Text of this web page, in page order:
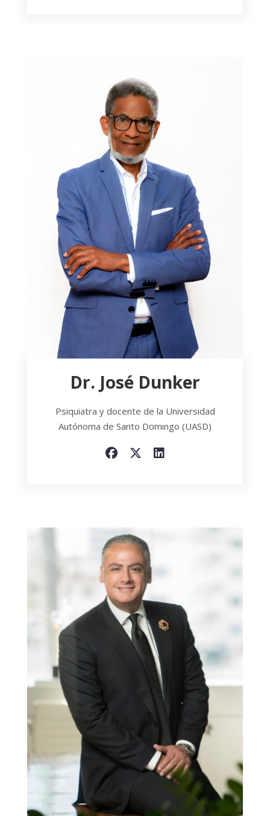
Dr. José Dunker
Psiquiatra y docente de la Universidad
Autónoma de Santo Domingo (UASD)